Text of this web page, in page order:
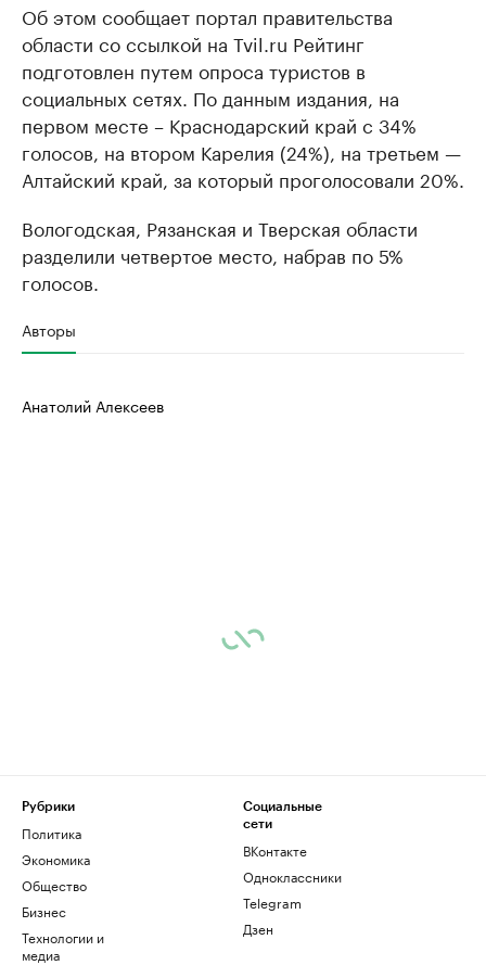
Об этом сообщает портал правительства
области со ссылкой на Tvil.ru Рейтинг
подготовлен путем опроса туристов в
социальных сетях. По данным издания, на
первом месте – Краснодарский край с 34%
голосов, на втором Карелия (24%), на третьем —
Алтайский край, за который проголосовали 20%.
Вологодская, Рязанская и Тверская области
разделили четвертое место, набрав по 5%
голосов.
Авторы
Анатолий Алексеев
Рубрики
Политика
Экономика
Общество
Бизнес
Технологии и
медиа
Социальные
сети
ВКонтакте
Одноклассники
Telegram
Дзен